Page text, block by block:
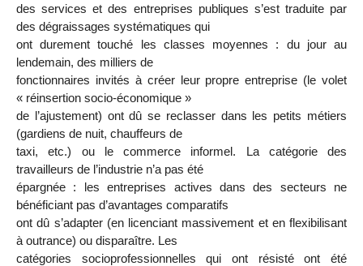
des services et des entreprises publiques s’est traduite par
des dégraissages systématiques qui
ont durement touché les classes moyennes : du jour au
lendemain, des milliers de
fonctionnaires invités à créer leur propre entreprise (le volet
« réinsertion socio-économique »
de l’ajustement) ont dû se reclasser dans les petits métiers
(gardiens de nuit, chauffeurs de
taxi, etc.) ou le commerce informel. La catégorie des
travailleurs de l’industrie n’a pas été
épargnée : les entreprises actives dans des secteurs ne
bénéficiant pas d’avantages comparatifs
ont dû s’adapter (en licenciant massivement et en flexibilisant
à outrance) ou disparaître. Les
catégories socioprofessionnelles qui ont résisté ont été